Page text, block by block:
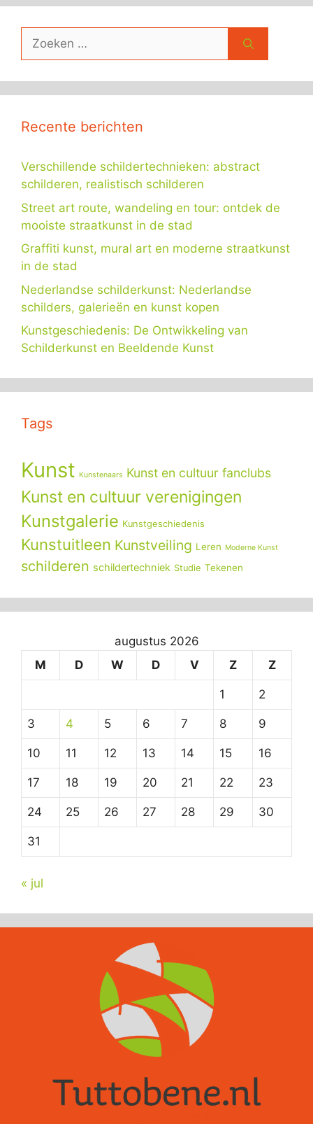
Zoek
Recente berichten
Verschillende schildertechnieken: abstract
schilderen, realistisch schilderen
Street art route, wandeling en tour: ontdek de
mooiste straatkunst in de stad
Graffiti kunst, mural art en moderne straatkunst
in de stad
Nederlandse schilderkunst: Nederlandse
schilders, galerieën en kunst kopen
Kunstgeschiedenis: De Ontwikkeling van
Schilderkunst en Beeldende Kunst
Tags
Kunst Kunstenaars Kunst en cultuur fanclubs
Kunst en cultuur verenigingen
Kunstgalerie Kunstgeschiedenis
Kunstuitleen Kunstveiling Leren Moderne Kunst
schilderen schildertechniek Studie Tekenen
augustus 2026
M
D W D V Z Z
1 2
3 4 5 6 7 8 9
10 11 12 13 14 15 16
17 18 19 20 21 22 23
24 25 26 27 28 29 30
31
« jul